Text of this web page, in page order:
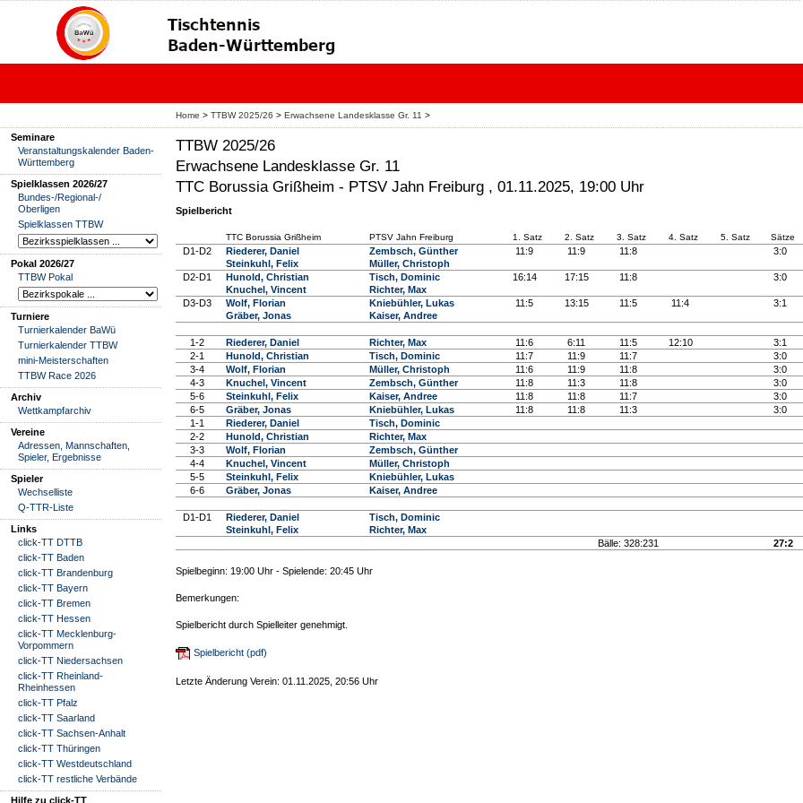
Home > TTBW 2025/26 > Erwachsene Landesklasse Gr. 11 >
Seminare
Veranstaltungskalender Baden-
Württemberg
Spielklassen 2026/27
Bundes-/Regional-/
Oberligen
Spielklassen TTBW
Pokal 2026/27
TTBW Pokal
Turniere
Turnierkalender BaWü
Turnierkalender TTBW
mini-Meisterschaften
TTBW Race 2026
Archiv
Wettkampfarchiv
Vereine
Adressen, Mannschaften,
Spieler, Ergebnisse
Spieler
Wechselliste
Q-TTR-Liste
Links
click-TT DTTB
click-TT Baden
click-TT Brandenburg
click-TT Bayern
click-TT Bremen
click-TT Hessen
click-TT Mecklenburg-
Vorpommern
click-TT Niedersachsen
click-TT Rheinland-
Rheinhessen
click-TT Pfalz
click-TT Saarland
click-TT Sachsen-Anhalt
click-TT Thüringen
click-TT Westdeutschland
click-TT restliche Verbände
Hilfe zu click-TT
TTBW 2025/26
Erwachsene Landesklasse Gr. 11
TTC Borussia Grißheim - PTSV Jahn Freiburg , 01.11.2025, 19:00 Uhr
Spielbericht
TTC Borussia Grißheim PTSV Jahn Freiburg 1. Satz 2. Satz 3. Satz 4. Satz 5. Satz Sätze
D1-D2
Riederer, Daniel
Steinkuhl, Felix
Zembsch, Günther
Müller, Christoph
11:9 11:9 11:8 3:0
D2-D1
Hunold, Christian
Knuchel, Vincent
Tisch, Dominic
Richter, Max
16:14 17:15 11:8 3:0
D3-D3
Wolf, Florian
Gräber, Jonas
Kniebühler, Lukas
Kaiser, Andree
11:5 13:15 11:5 11:4 3:1
1-2 Riederer, Daniel Richter, Max 11:6 6:11 11:5 12:10 3:1
2-1
Hunold, Christian Tisch, Dominic 11:7 11:9 11:7 3:0
3-4
Wolf, Florian Müller, Christoph 11:6 11:9 11:8 3:0
4-3
Knuchel, Vincent Zembsch, Günther 11:8 11:3 11:8 3:0
5-6
Steinkuhl, Felix Kaiser, Andree 11:8 11:8 11:7 3:0
6-5
Gräber, Jonas Kniebühler, Lukas 11:8 11:8 11:3 3:0
1-1
Riederer, Daniel
Tisch, Dominic
2-2
Hunold, Christian
Richter, Max
3-3
Wolf, Florian
Zembsch, Günther
4-4
Knuchel, Vincent
Müller, Christoph
5-5
Steinkuhl, Felix
Kniebühler, Lukas
6-6
Gräber, Jonas Kaiser, Andree
D1-D1
Riederer, Daniel
Steinkuhl, Felix
Tisch, Dominic
Richter, Max
Bälle: 328:231
27:2
Spielbeginn: 19:00 Uhr - Spielende: 20:45 Uhr
Bemerkungen:
Spielbericht durch Spielleiter genehmigt.
Spielbericht (pdf)
Letzte Änderung Verein: 01.11.2025, 20:56 Uhr